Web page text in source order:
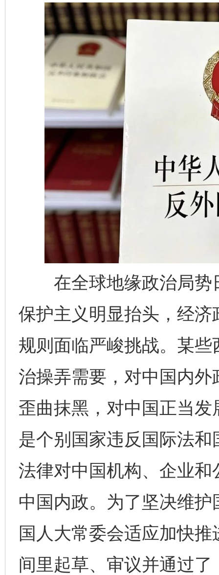
在全球地缘政治局势
保护主义明显抬头，经
规则面临严峻挑战。某
治操弄需要，对中国内
歪曲抹黑，对中国正当
是个别国家违反国际法
法律对中国机构、企业和
中国内政。为了坚决维
国人大常委会适应加快
间里起草、审议并通过